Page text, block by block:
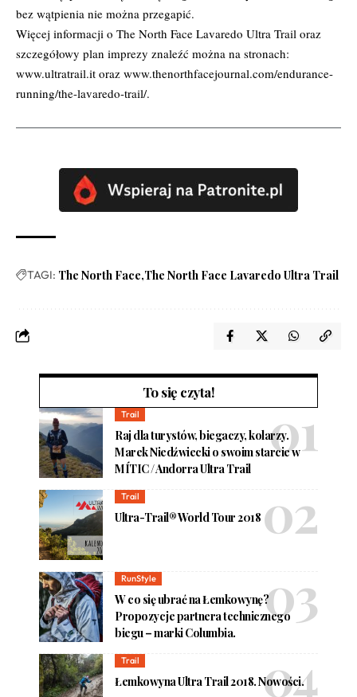
bez wątpienia nie można przegapić.
Więcej informacji o The North Face Lavaredo Ultra Trail oraz
szczegółowy plan imprezy znaleźć można na stronach:
www.ultratrail.it oraz www.thenorthfacejournal.com/endurance-
running/the-lavaredo-trail/.
TAGI: The North Face The North Face Lavaredo Ultra Trail
To się czyta!
Trail
Raj dla turystów, biegaczy, kolarzy.
Marek Niedźwiecki o swoim starcie w
MÍTIC / Andorra Ultra Trail
Trail
Ultra-Trail® World Tour 2018
RunStyle
W co się ubrać na Łemkowynę?
Propozycje partnera technicznego
biegu – marki Columbia.
Trail
Łemkowyna Ultra Trail 2018. Nowości.